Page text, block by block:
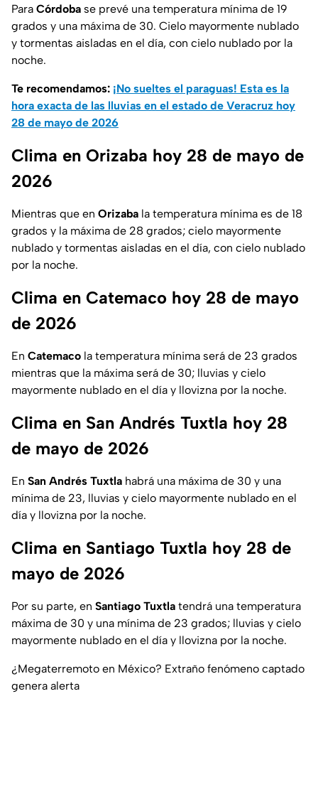
Para Córdoba se prevé una temperatura mínima de 19
grados y una máxima de 30. Cielo mayormente nublado
y tormentas aisladas en el día, con cielo nublado por la
noche.
Te recomendamos: ¡No sueltes el paraguas! Esta es la
hora exacta de las lluvias en el estado de Veracruz hoy
28 de mayo de 2026
Clima en Orizaba hoy 28 de mayo de
2026
Mientras que en Orizaba la temperatura mínima es de 18
grados y la máxima de 28 grados; cielo mayormente
nublado y tormentas aisladas en el día, con cielo nublado
por la noche.
Clima en Catemaco hoy 28 de mayo
de 2026
En Catemaco la temperatura mínima será de 23 grados
mientras que la máxima será de 30; lluvias y cielo
mayormente nublado en el día y llovizna por la noche.
Clima en San Andrés Tuxtla hoy 28
de mayo de 2026
En San Andrés Tuxtla habrá una máxima de 30 y una
mínima de 23, lluvias y cielo mayormente nublado en el
día y llovizna por la noche.
Clima en Santiago Tuxtla hoy 28 de
mayo de 2026
Por su parte, en Santiago Tuxtla tendrá una temperatura
máxima de 30 y una mínima de 23 grados; lluvias y cielo
mayormente nublado en el día y llovizna por la noche.
¿Megaterremoto en México? Extraño fenómeno captado
genera alerta